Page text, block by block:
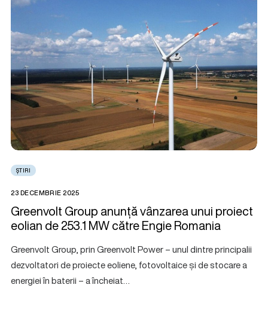
ȘTIRI
23 DECEMBRIE 2025
Greenvolt Group anunță vânzarea unui proiect
eolian de 253.1 MW către Engie Romania
Greenvolt Group, prin Greenvolt Power – unul dintre principalii
dezvoltatori de proiecte eoliene, fotovoltaice și de stocare a
energiei în baterii – a încheiat…